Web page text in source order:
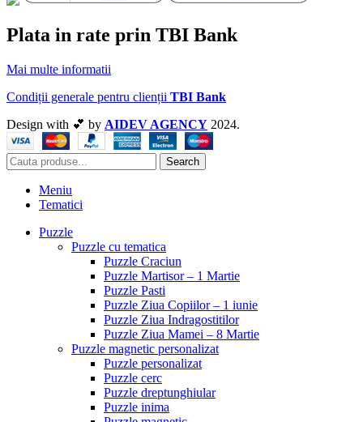
Plata in rate prin TBI Bank
Mai multe informatii
Condiții generale pentru clienții TBI Bank
Design with 💕 by AIDEV AGENCY 2024.
Search
Meniu
Tematici
Puzzle
Puzzle cu tematica
Puzzle Craciun
Puzzle Martisor – 1 Martie
Puzzle Pasti
Puzzle Ziua Copiilor – 1 iunie
Puzzle Ziua Indragostitilor
Puzzle Ziua Mamei – 8 Martie
Puzzle magnetic personalizat
Puzzle personalizat
Puzzle cerc
Puzzle dreptunghiular
Puzzle inima